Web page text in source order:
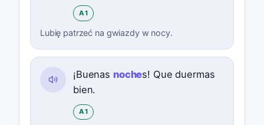
A1
Lubię patrzeć na gwiazdy w nocy.
¡Buenas noches! Que duermas
bien.
A1